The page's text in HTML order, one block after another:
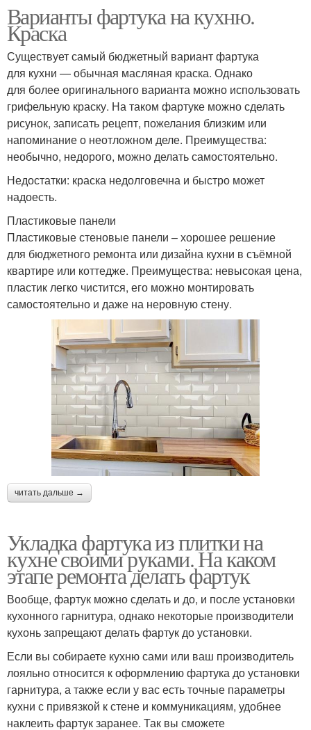
Варианты фартука на кухню.
Краска
Существует самый бюджетный вариант фартука
для кухни — обычная масляная краска. Однако
для более оригинального варианта можно использовать
грифельную краску. На таком фартуке можно сделать
рисунок, записать рецепт, пожелания близким или
напоминание о неотложном деле. Преимущества:
необычно, недорого, можно делать самостоятельно.
Недостатки: краска недолговечна и быстро может
надоесть.
Пластиковые панели
Пластиковые стеновые панели – хорошее решение
для бюджетного ремонта или дизайна кухни в съёмной
квартире или коттедже. Преимущества: невысокая цена,
пластик легко чистится, его можно монтировать
самостоятельно и даже на неровную стену.
читать дальше →
Укладка фартука из плитки на
кухне своими руками. На каком
этапе ремонта делать фартук
Вообще, фартук можно сделать и до, и после установки
кухонного гарнитура, однако некоторые производители
кухонь запрещают делать фартук до установки.
Если вы собираете кухню сами или ваш производитель
лояльно относится к оформлению фартука до установки
гарнитура, а также если у вас есть точные параметры
кухни с привязкой к стене и коммуникациям, удобнее
наклеить фартук заранее. Так вы сможете